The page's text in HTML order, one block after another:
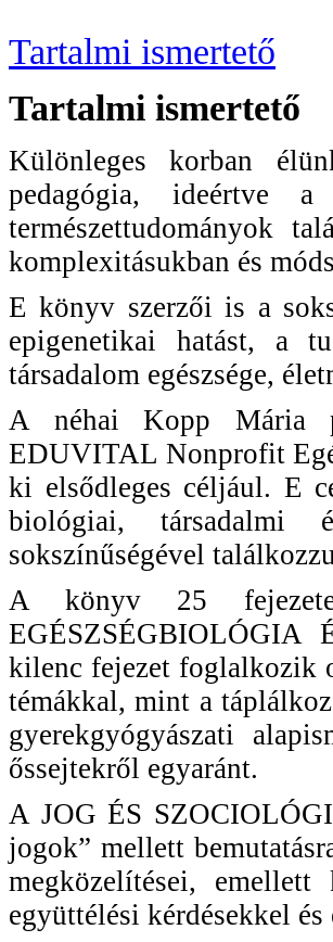
Tartalmi ismertető
Tartalmi ismertető
Különleges korban
pedagógia, ideértve
természettudományok
komplexitásukban és
E könyv szerzői is a
epigenetikai hatást, a
társadalom egészsége,
A néhai Kopp Mária
EDUVITAL Nonprofit
ki elsődleges céljául. E
biológiai, társadalmi
sokszínűségével
A könyv 25
kilenc fejezet foglalkozik
témákkal, mint a
gyerekgyógyászati
őssejtekről egyaránt.
A JOG ÉS
jogok” mellett
megközelítései,
együttélési kérdésekkel